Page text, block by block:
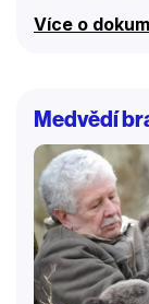
pozůstatky
Více o
Medvědí